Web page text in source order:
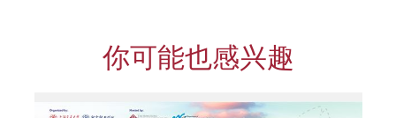
你可能也感兴趣